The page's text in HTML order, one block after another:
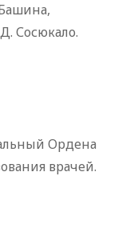
Сосюкало.
Ордена
врачей.